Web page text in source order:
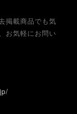
掲載商品でも気
お気軽にお問い